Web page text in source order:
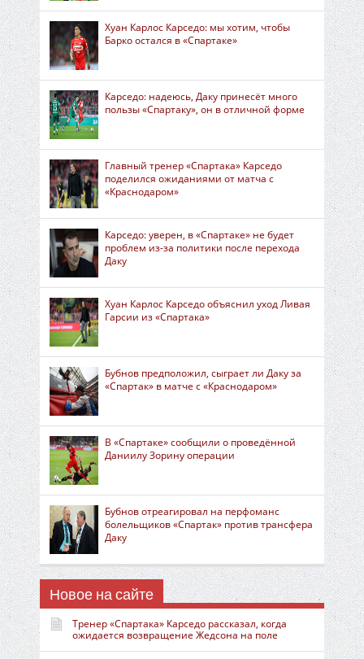
Хуан Карлос Карседо: мы хотим, чтобы
Барко остался в «Спартаке»
Карседо: надеюсь, Даку принесёт много
пользы «Спартаку», он в отличной форме
Главный тренер «Спартака» Карседо
поделился ожиданиями от матча с
«Краснодаром»
Карседо: уверен, в «Спартаке» не будет
проблем из-за политики после перехода
Даку
Хуан Карлос Карседо объяснил уход Ливая
Гарсии из «Спартака»
Бубнов предположил, сыграет ли Даку за
«Спартак» в матче с «Краснодаром»
В «Спартаке» сообщили о проведённой
Даниилу Зорину операции
Бубнов отреагировал на перфоманс
болельщиков «Спартак» против трансфера
Даку
Новое на сайте
Тренер «Спартака» Карседо рассказал, когда
ожидается возвращение Жедсона на поле